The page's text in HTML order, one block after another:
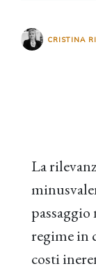
CRISTINA
La
regime in
costi